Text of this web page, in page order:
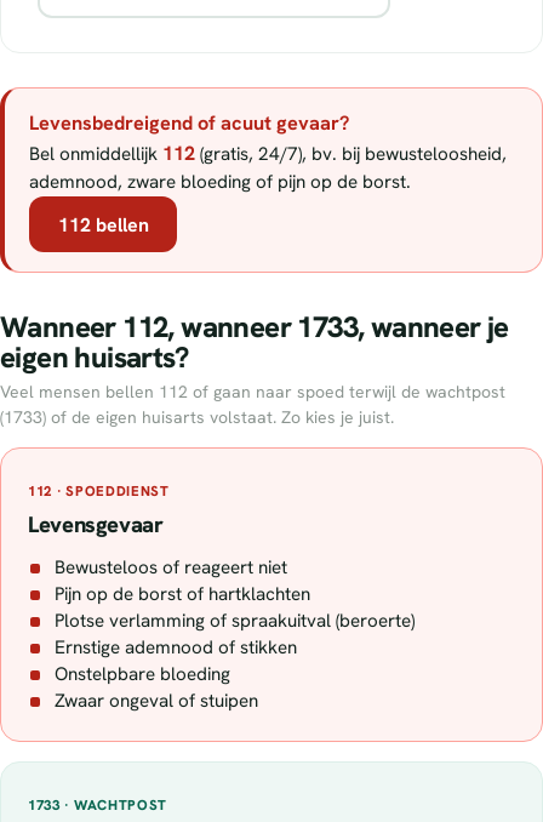
Levensbedreigend of acuut gevaar?
Bel onmiddellijk 112 (gratis, 24/7), bv. bij bewusteloosheid,
ademnood, zware bloeding of pijn op de borst.
112 bellen
Wanneer 112, wanneer 1733, wanneer je
eigen huisarts?
Veel mensen bellen 112 of gaan naar spoed terwijl de wachtpost
(1733) of de eigen huisarts volstaat. Zo kies je juist.
112 · SPOEDDIENST
Levensgevaar
Bewusteloos of reageert niet
Pijn op de borst of hartklachten
Plotse verlamming of spraakuitval (beroerte)
Ernstige ademnood of stikken
Onstelpbare bloeding
Zwaar ongeval of stuipen
1733 · WACHTPOST